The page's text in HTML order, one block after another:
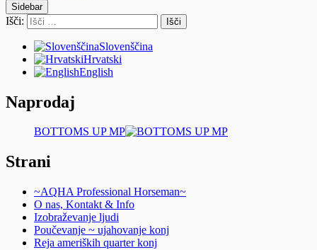
Sidebar
Išči:
Slovenščina
Hrvatski
English
Naprodaj
BOTTOMS UP MP
Strani
~AQHA Professional Horseman~
O nas, Kontakt & Info
Izobraževanje ljudi
Poučevanje ~ ujahovanje konj
Reja ameriških quarter konj